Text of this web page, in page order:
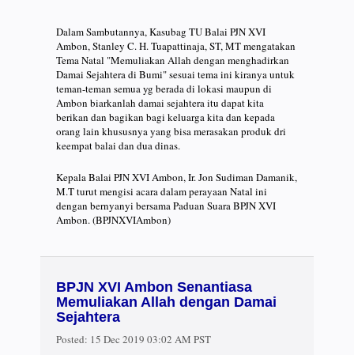
Dalam Sambutannya, Kasubag TU Balai PJN XVI
Ambon, Stanley C. H. Tuapattinaja, ST, MT mengatakan
Tema Natal "Memuliakan Allah dengan menghadirkan
Damai Sejahtera di Bumi" sesuai tema ini kiranya untuk
teman-teman semua yg berada di lokasi maupun di
Ambon biarkanlah damai sejahtera itu dapat kita
berikan dan bagikan bagi keluarga kita dan kepada
orang lain khususnya yang bisa merasakan produk dri
keempat balai dan dua dinas.
Kepala Balai PJN XVI Ambon, Ir. Jon Sudiman Damanik,
M.T turut mengisi acara dalam perayaan Natal ini
dengan bernyanyi bersama Paduan Suara BPJN XVI
Ambon. (BPJNXVIAmbon)
BPJN XVI Ambon Senantiasa
Memuliakan Allah dengan Damai
Sejahtera
Posted: 15 Dec 2019 03:02 AM PST